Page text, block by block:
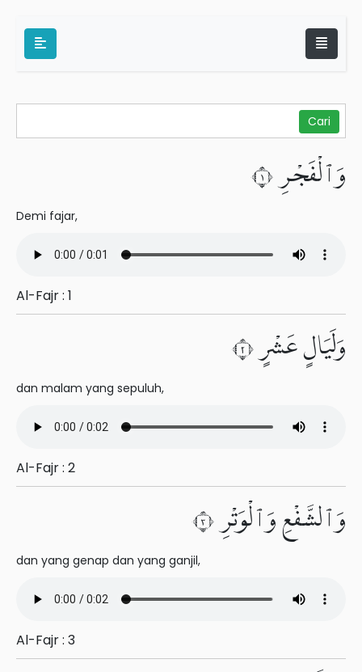
وَٱلْفَجْرِ ١
Demi fajar,
Al-Fajr : 1
وَلَيَالٍ عَشْرٍ ٢
dan malam yang sepuluh,
Al-Fajr : 2
وَٱلشَّفْعِ وَٱلْوَتْرِ ٣
dan yang genap dan yang ganjil,
Al-Fajr : 3